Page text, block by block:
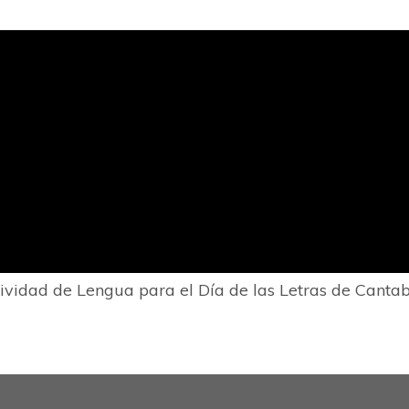
de Lengua para el Día de las Letras de